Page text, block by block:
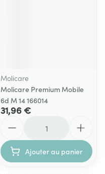
Molicare
Molicare Premium Mobile
6d M 14 166014
31,96 €
Ajouter au panier